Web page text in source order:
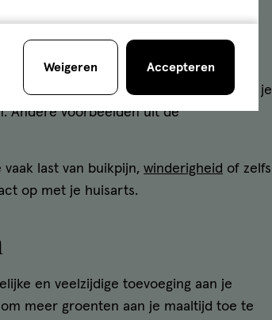
raadzaam om ze met mate te eten als je
Andere voorbeelden uit de
last van buikpijn, winderigheid of zelfs
op met je huisarts.
en veelzijdige toevoeging aan je
meer groenten aan je maaltijd toe te
Weigeren Accepteren